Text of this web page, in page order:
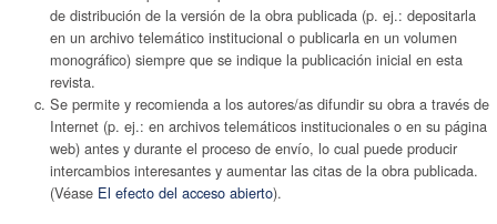
de distribución de la versión de la obra publicada (p. ej.: depositarla
en un archivo telemático institucional o publicarla en un volumen
monográfico) siempre que se indique la publicación inicial en esta
revista.
Se permite y recomienda a los autores/as difundir su obra a través de
Internet (p. ej.: en archivos telemáticos institucionales o en su página
web) antes y durante el proceso de envío, lo cual puede producir
intercambios interesantes y aumentar las citas de la obra publicada.
(Véase El efecto del acceso abierto).